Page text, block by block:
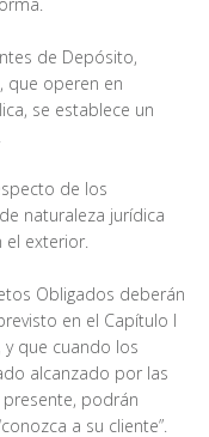
de Depósito,
que operen en
se establece un
de los
naturaleza jurídica
exterior.
Obligados deberán
en el Capítulo I
y que cuando los
alcanzado por las
presente, podrán
a su cliente”.